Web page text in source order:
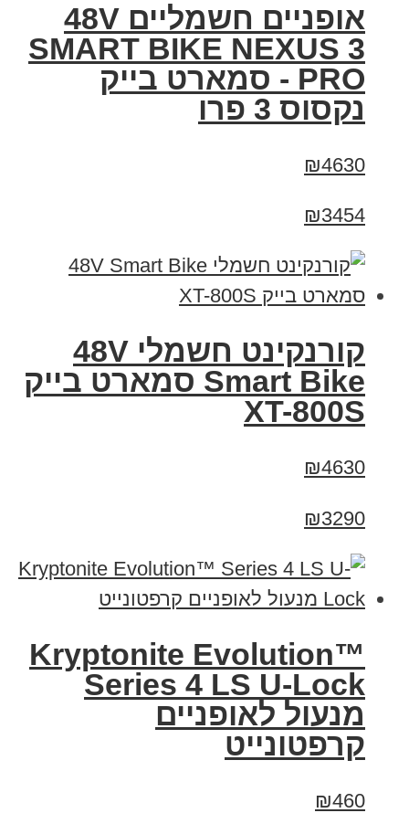
אופניים חשמליים 48V
SMART BIKE NEXUS 3
PRO - סמארט בייק
נקסוס 3 פרו
₪4630
₪3454
קורנקינט חשמלי 48V
Smart Bike סמארט בייק
XT-800S
₪4630
₪3290
Kryptonite Evolution™
Series 4 LS U-Lock
מנעול לאופניים
קרפטונייט
₪460